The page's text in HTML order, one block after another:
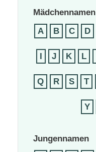
Mädchennamen
A
B C D
I J K L
Q R S T
Y
Jungennamen